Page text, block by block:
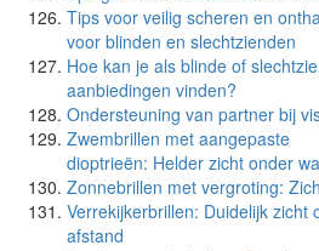
Tips voor veilig scheren en
voor blinden en slechtzienden
Hoe kan je als blinde of
aanbiedingen vinden?
Ondersteuning van partner bij
Zwembrillen met aangepaste
dioptrieën: Helder zicht onder
Zonnebrillen met vergroting:
Verrekijkerbrillen: Duidelijk zicht
afstand